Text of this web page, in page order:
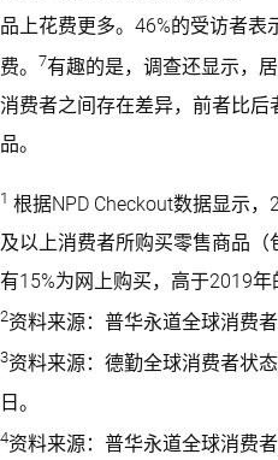
品上花费更多。46%的受访者
费。
7有趣的是，调查还显示，
消费者之间存在差异，前者比
品。
1 根据NPD Checkout数据显示
及以上消费者所购买零售商品（
有15%为网上购买，高于2019年
2资料来源：普华永道全球消费
3资料来源：德勤全球消费者状
日。
4资料来源：普华永道全球消费